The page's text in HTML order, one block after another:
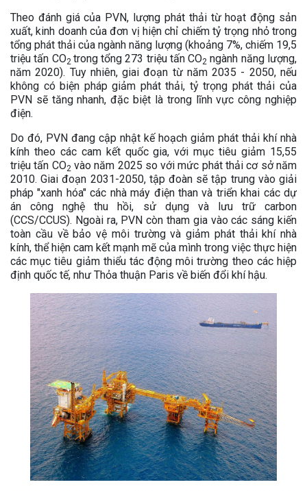
Theo đánh giá của PVN, lượng phát thải từ hoạt động sản
xuất, kinh doanh của đơn vị hiện chỉ chiếm tỷ trọng nhỏ trong
tổng phát thải của ngành năng lượng (khoảng 7%, chiếm 19,5
triệu tấn CO2 trong tổng 273 triệu tấn CO2 ngành năng lượng,
năm 2020). Tuy nhiên, giai đoạn từ năm 2035 - 2050, nếu
không có biện pháp giảm phát thải, tỷ trọng phát thải của
PVN sẽ tăng nhanh, đặc biệt là trong lĩnh vực công nghiệp
điện.
Do đó, PVN đang cập nhật kế hoạch giảm phát thải khí nhà
kính theo các cam kết quốc gia, với mục tiêu giảm 15,55
triệu tấn CO2 vào năm 2025 so với mức phát thải cơ sở năm
2010. Giai đoạn 2031-2050, tập đoàn sẽ tập trung vào giải
pháp "xanh hóa" các nhà máy điện than và triển khai các dự
án công nghệ thu hồi, sử dụng và lưu trữ carbon
(CCS/CCUS). Ngoài ra, PVN còn tham gia vào các sáng kiến
toàn cầu về bảo vệ môi trường và giảm phát thải khí nhà
kính, thể hiện cam kết mạnh mẽ của mình trong việc thực hiện
các mục tiêu giảm thiểu tác động môi trường theo các hiệp
định quốc tế, như Thỏa thuận Paris về biến đổi khí hậu.